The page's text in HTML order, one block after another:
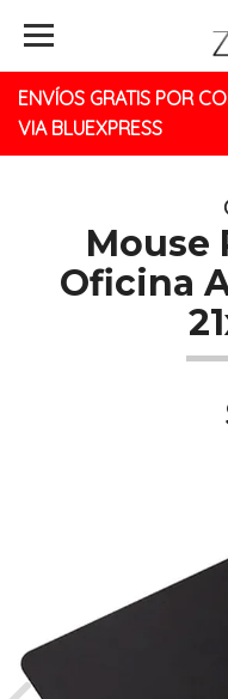
ENVÍOS GRATIS POR
VIA BLUEXPRESS
Mouse
Oficina